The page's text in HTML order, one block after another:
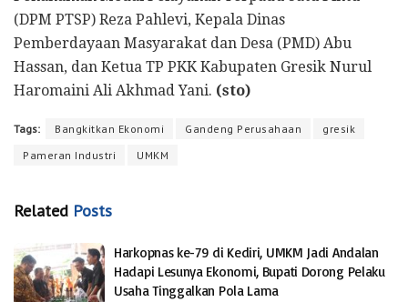
(DPM PTSP) Reza Pahlevi, Kepala Dinas
Pemberdayaan Masyarakat dan Desa (PMD) Abu
Hassan, dan Ketua TP PKK Kabupaten Gresik Nurul
Haromaini Ali Akhmad Yani. (sto)
Tags: Bangkitkan Ekonomi Gandeng Perusahaan
gresik
Pameran Industri
UMKM
Related Posts
Harkopnas ke-79 di Kediri, UMKM Jadi Andalan
Hadapi Lesunya Ekonomi, Bupati Dorong Pelaku
Usaha Tinggalkan Pola Lama